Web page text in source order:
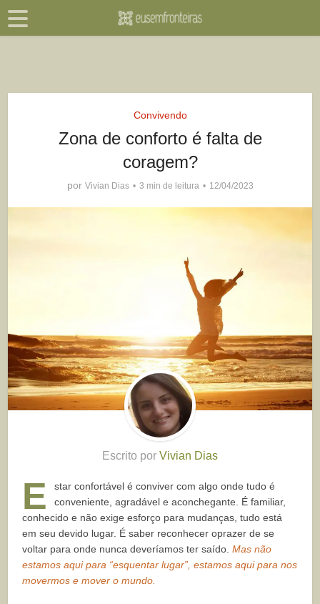
Convivendo
Zona de conforto é falta de
coragem?
por Vivian Dias 3 min de leitura 12/04/2023
Escrito por Vivian Dias
E
star confortável é conviver com algo onde tudo é
conveniente, agradável e aconchegante. É familiar,
conhecido e não exige esforço para mudanças, tudo está
em seu devido lugar. É saber reconhecer oprazer de se
voltar para onde nunca deveríamos ter saído.Mas não
estamos aqui para “esquentar lugar”, estamos aqui para nos
movermos e mover o mundo.